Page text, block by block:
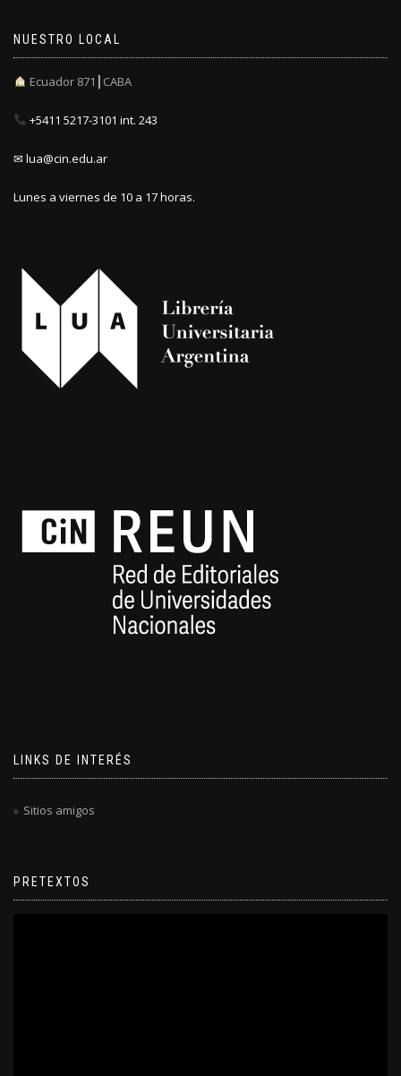
NUESTRO LOCAL
Ecuador 871┃CABA
+5411 5217-3101 int. 243
✉ lua@cin.edu.ar
Lunes a viernes de 10 a 17 horas.
LINKS DE INTERÉS
Sitios amigos
PRETEXTOS